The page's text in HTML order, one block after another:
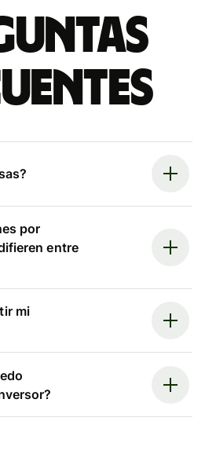
por
entre
mi